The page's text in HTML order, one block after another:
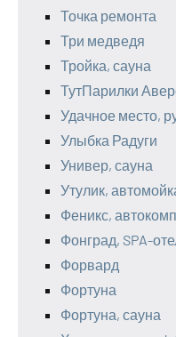
Точка ремонта
Три медведя
Тройка, сауна
ТутПарилки
Удачное место,
Улыбка Радуги
Универ, сауна
Утулик,
Феникс,
Фонград, SPA-
Форвард
Фортуна
Фортуна, сауна